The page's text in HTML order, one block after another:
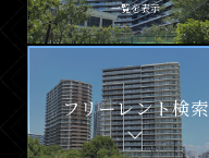
一覧を表示
フリーレント検索